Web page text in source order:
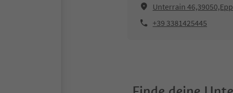
Unterrain
+39 3381425445